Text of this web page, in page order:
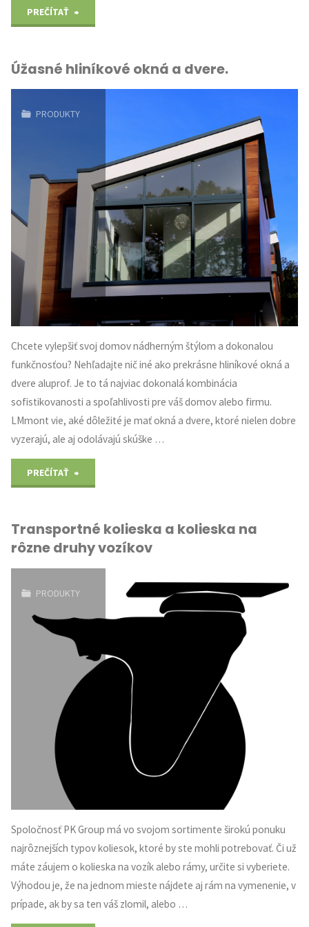
PREČÍTAŤ
Úžasné hliníkové okná a dvere.
PRODUKTY
Chcete vylepšiť svoj domov nádherným štýlom a dokonalou
funkčnosťou? Nehľadajte nič iné ako prekrásne hliníkové okná a
dvere aluprof. Je to tá najviac dokonalá kombinácia
sofistikovanosti a spoľahlivosti pre váš domov alebo firmu.
LMmont vie, aké dôležité je mať okná a dvere, ktoré nielen dobre
vyzerajú, ale aj odolávajú skúške …
PREČÍTAŤ
okná
dvere."
Transportné kolieska a kolieska na
rôzne druhy vozíkov
PRODUKTY
Spoločnosť PK Group má vo svojom sortimente širokú ponuku
najrôznejších typov koliesok, ktoré by ste mohli potrebovať. Či už
máte záujem o kolieska na vozík alebo rámy, určite si vyberiete.
Výhodou je, že na jednom mieste nájdete aj rám na vymenenie, v
prípade, ak by sa ten váš zlomil, alebo …